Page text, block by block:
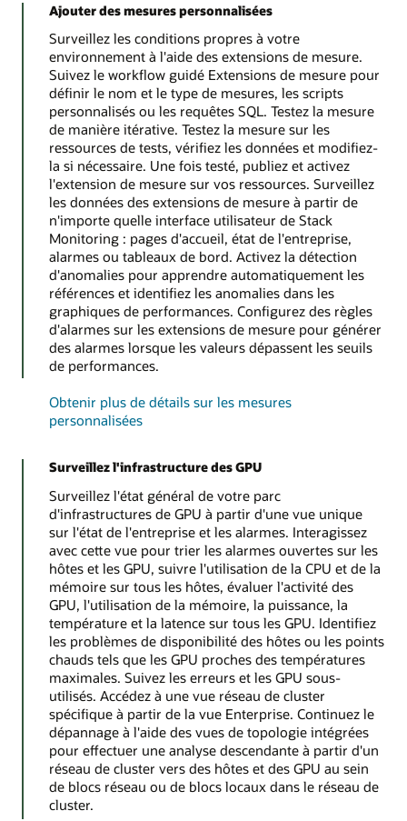
Ajouter des mesures personnalisées
Surveillez les conditions propres à votre
environnement à l'aide des extensions de mesure.
Suivez le workflow guidé Extensions de mesure pour
définir le nom et le type de mesures, les scripts
personnalisés ou les requêtes SQL. Testez la mesure
de manière itérative. Testez la mesure sur les
ressources de tests, vérifiez les données et modifiez-
la si nécessaire. Une fois testé, publiez et activez
l'extension de mesure sur vos ressources. Surveillez
les données des extensions de mesure à partir de
n'importe quelle interface utilisateur de Stack
Monitoring : pages d'accueil, état de l'entreprise,
alarmes ou tableaux de bord. Activez la détection
d'anomalies pour apprendre automatiquement les
références et identifiez les anomalies dans les
graphiques de performances. Configurez des règles
d'alarmes sur les extensions de mesure pour générer
des alarmes lorsque les valeurs dépassent les seuils
de performances.
Obtenir plus de détails sur les mesures
personnalisées
Surveillez l'infrastructure des GPU
Surveillez l'état général de votre parc
d'infrastructures de GPU à partir d'une vue unique
sur l'état de l'entreprise et les alarmes. Interagissez
avec cette vue pour trier les alarmes ouvertes sur les
hôtes et les GPU, suivre l'utilisation de la CPU et de la
mémoire sur tous les hôtes, évaluer l'activité des
GPU, l'utilisation de la mémoire, la puissance, la
température et la latence sur tous les GPU. Identifiez
les problèmes de disponibilité des hôtes ou les points
chauds tels que les GPU proches des températures
maximales. Suivez les erreurs et les GPU sous-
utilisés. Accédez à une vue réseau de cluster
spécifique à partir de la vue Enterprise. Continuez le
dépannage à l'aide des vues de topologie intégrées
pour effectuer une analyse descendante à partir d'un
réseau de cluster vers des hôtes et des GPU au sein
de blocs réseau ou de blocs locaux dans le réseau de
cluster.